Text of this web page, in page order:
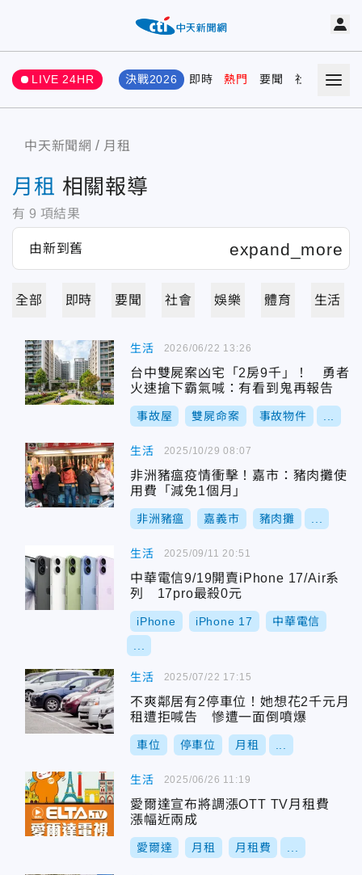
LIVE 24HR 決戰2026 即時 熱門 要聞 社會 娛樂
中天新聞網 月租
月租 相關報導
有 9 項結果
全部 即時 要聞 社會 娛樂 體育 生活
生活
台中雙屍案凶宅「2房9千」！ 勇者
火速搶下霸氣喊：有看到鬼再報告
事故屋 雙屍命案 事故物件
2026/06/22 13:26
生活
非洲豬瘟疫情衝擊！嘉市：豬肉攤使
用費「減免1個月」
非洲豬瘟 嘉義市 豬肉攤
2025/10/29 08:07
生活
中華電信9/19開賣iPhone 17/Air系
列 17pro最殺0元
iPhone iPhone 17 中華電信
2025/09/11 20:51
生活
不爽鄰居有2停車位！她想花2千元月
租遭拒喊告 慘遭一面倒噴爆
車位 停車位 月租
2025/07/22 17:15
生活
愛爾達宣布將調漲OTT TV月租費
漲幅近兩成
愛爾達 月租 月租費
2025/06/26 11:19